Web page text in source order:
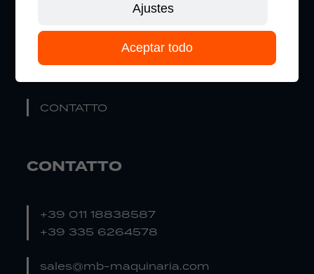
CONTATTO
CONTATTO
+39 011 18838587
+39 335 6264578
sales@mb-maquinaria.com
Ajustes
Aceptar todo